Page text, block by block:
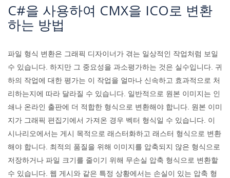
C#을 사용하여 CMX을 ICO로 변환
하는 방법
파일 형식 변환은 그래픽 디자이너가 겪는 일상적인 작업처럼 보일
수 있습니다. 하지만 그 중요성을 과소평가하는 것은 실수입니다. 귀
하의 작업에 대한 평가는 이 작업을 얼마나 신속하고 효과적으로 처
리하는지에 따라 달라질 수 있습니다. 일반적으로 원본 이미지는 인
쇄나 온라인 출판에 더 적합한 형식으로 변환해야 합니다. 원본 이미
지가 그래픽 편집기에서 가져온 경우 벡터 형식일 수 있습니다. 이
시나리오에서는 게시 목적으로 래스터화하고 래스터 형식으로 변환
해야 합니다. 최적의 품질을 위해 이미지를 압축되지 않은 형식으로
저장하거나 파일 크기를 줄이기 위해 무손실 압축 형식으로 변환할
수 있습니다. 웹 게시와 같은 특정 상황에서는 손실이 있는 압축 형